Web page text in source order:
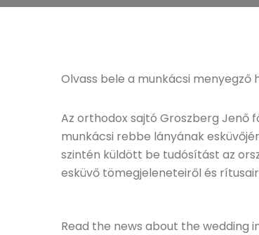
Olvass bele a munkácsi menyegző
Az orthodox sajtó Groszberg Jenő
munkácsi rebbe lányának
szintén küldött be tudósítást az
esküvő tömegjeleneteiről és
Read the news about the wedding